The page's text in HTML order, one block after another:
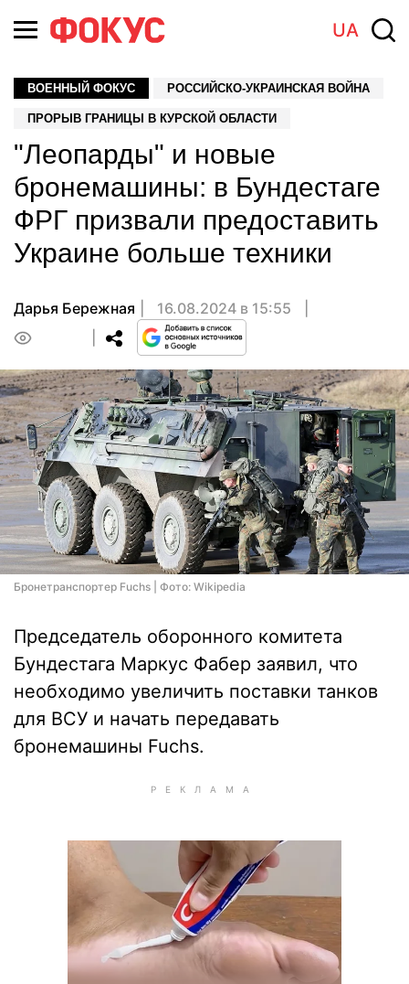
UA
ВОЕННЫЙ ФОКУС РОССИЙСКО-УКРАИНСКАЯ ВОЙНА
ПРОРЫВ ГРАНИЦЫ В КУРСКОЙ ОБЛАСТИ
"Леопарды" и новые
бронемашины: в Бундестаге
ФРГ призвали предоставить
Украине больше техники
Дарья Бережная
16.08.2024 в 15:55
Бронетранспортер Fuchs | Фото: Wikipedia
Председатель оборонного комитета
Бундестага Маркус Фабер заявил, что
необходимо увеличить поставки танков
для ВСУ и начать передавать
бронемашины Fuchs.